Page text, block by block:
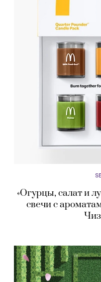
«Огурцы, салат и
свечи с